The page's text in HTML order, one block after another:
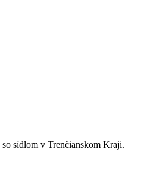
sídlom v Trenčianskom Kraji.